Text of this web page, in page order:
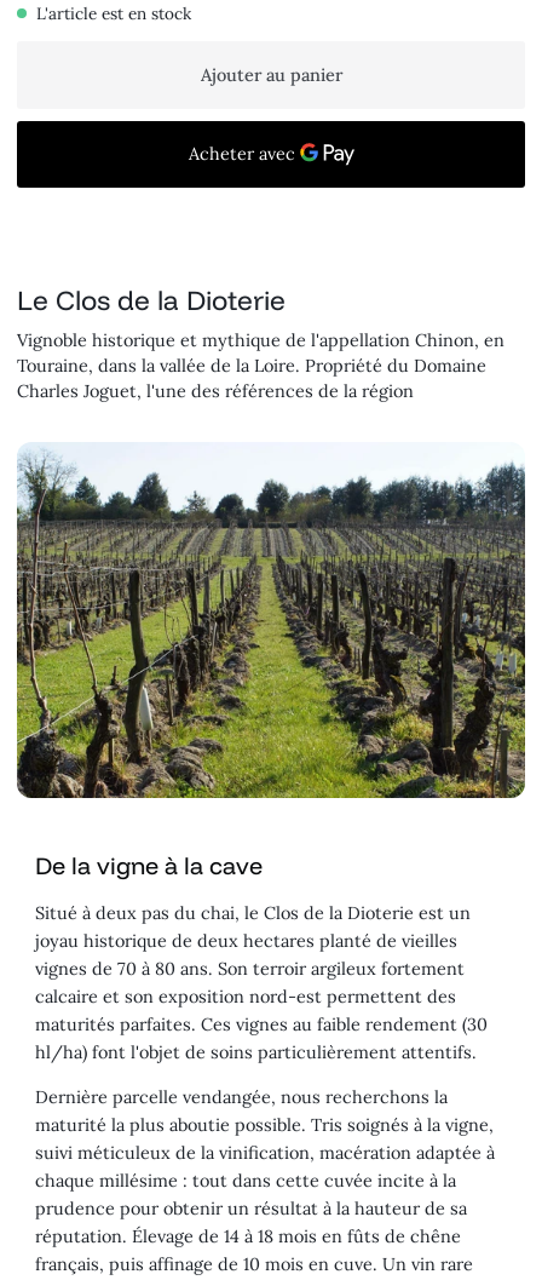
L'article est en stock
Ajouter au panier
Le Clos de la Dioterie
Vignoble historique et mythique de l'appellation Chinon, en
Touraine, dans la vallée de la Loire. Propriété du Domaine
Charles Joguet, l'une des références de la région
De la vigne à la cave
Situé à deux pas du chai, le Clos de la Dioterie est un
joyau historique de deux hectares planté de vieilles
vignes de 70 à 80 ans. Son terroir argileux fortement
calcaire et son exposition nord-est permettent des
maturités parfaites. Ces vignes au faible rendement (30
hl/ha) font l'objet de soins particulièrement attentifs.
Dernière parcelle vendangée, nous recherchons la
maturité la plus aboutie possible. Tris soignés à la vigne,
suivi méticuleux de la vinification, macération adaptée à
chaque millésime : tout dans cette cuvée incite à la
prudence pour obtenir un résultat à la hauteur de sa
réputation. Élevage de 14 à 18 mois en fûts de chêne
français, puis affinage de 10 mois en cuve. Un vin rare